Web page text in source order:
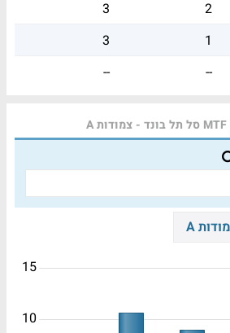
2
3
1
3
--
--
MTF סל תל בונד - צמודות A
10
15